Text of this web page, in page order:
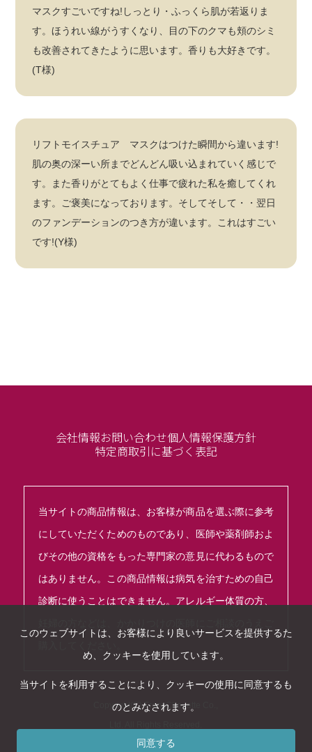
マスクすごいですね!しっとり・ふっくら肌が若返りま
す。ほうれい線がうすくなり、目の下のクマも頬のシミ
も改善されてきたように思います。香りも大好きです。
(T様)
リフトモイスチュア マスクはつけた瞬間から違います!
肌の奥の深ーい所までどんどん吸い込まれていく感じで
す。また香りがとてもよく仕事で疲れた私を癒してくれ
ます。ご褒美になっております。そしてそして・・翌日
のファンデーションのつき方が違います。これはすごい
です!(Y様)
会社情報お問い合わせ個人情報保護方針
特定商取引に基づく表記
当サイトの商品情報は、お客様が商品を選ぶ際に参考
にしていただくためのものであり、医師や薬剤師およ
びその他の資格をもった専門家の意見に代わるもので
はありません。この商品情報は病気を治すための自己
診断に使うことはできません。アレルギー体質の方、
Copyright(C) FrancChouette Co.,
このウェブサイトは、お客様により良いサービスを提供するた
め、クッキーを使用しています。
当サイトを利用することにより、クッキーの使用に同意するも
のとみなされます。
同意する